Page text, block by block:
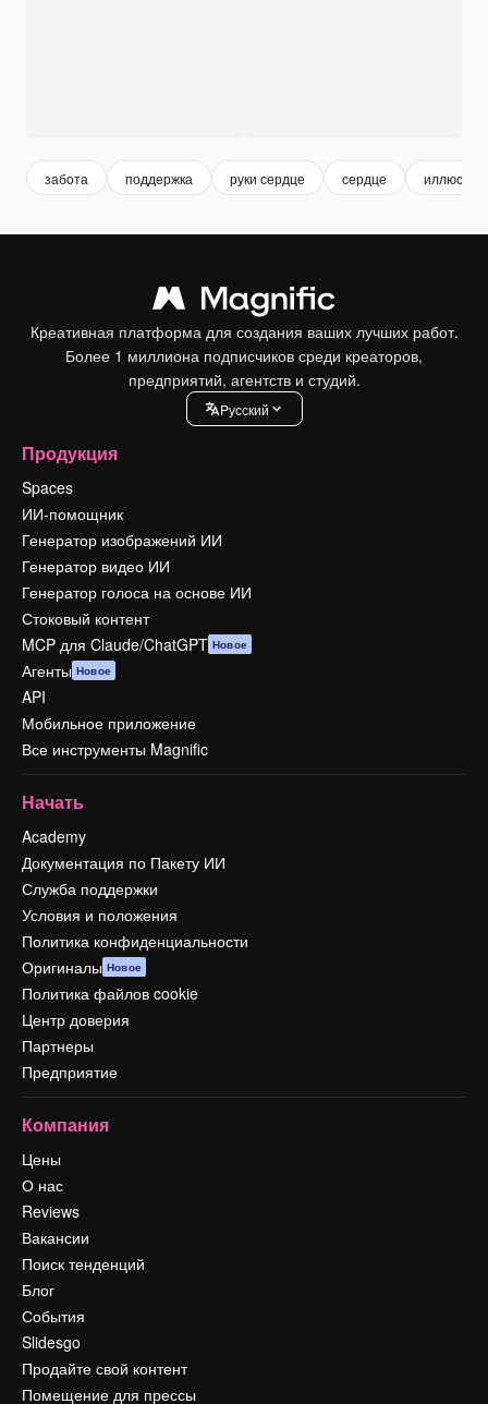
забота поддержка руки сердце сердце
Креативная платформа для создания ваших лучших работ.
Более 1 миллиона подписчиков среди креаторов,
предприятий, агентств и студий.
Pусский
Продукция
Spaces
ИИ-помощник
Генератор изображений ИИ
Генератор видео ИИ
Генератор голоса на основе ИИ
Стоковый контент
MCP для Claude/ChatGPT Новое
Агенты Новое
API
Мобильное приложение
Все инструменты Magnific
Начать
Academy
Документация по Пакету ИИ
Служба поддержки
Условия и положения
Политика конфиденциальности
Оригиналы Новое
Политика файлов cookie
Центр доверия
Партнеры
Предприятие
Компания
Цены
О нас
Reviews
Вакансии
Поиск тенденций
Блог
События
Slidesgo
Продайте свой контент
Помещение для прессы